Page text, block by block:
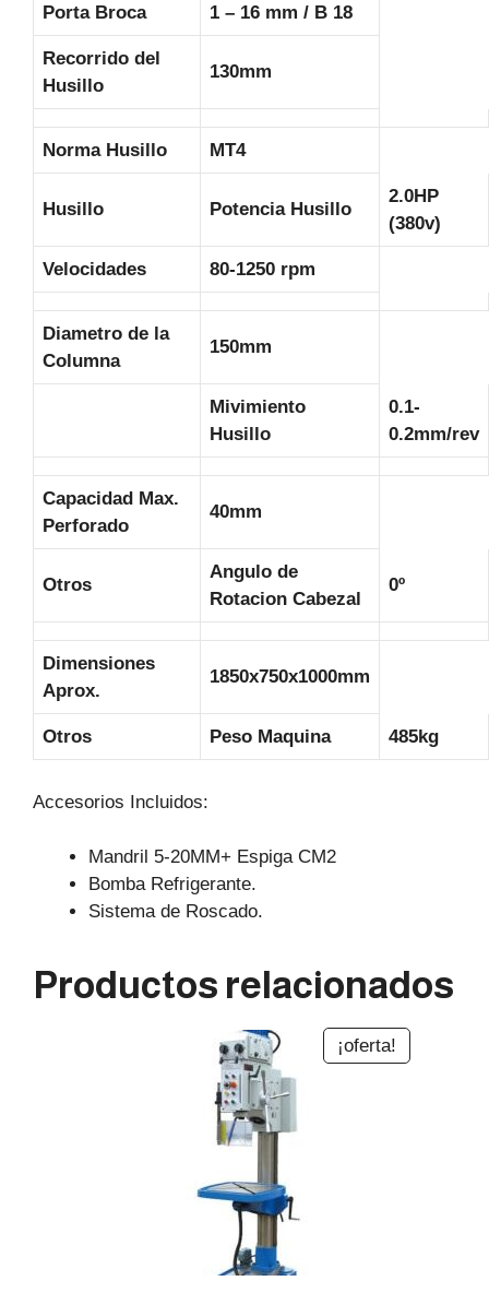
Porta Broca 1 – 16 mm / B 18
Recorrido del
Husillo
130mm
Norma Husillo MT4
Husillo Potencia Husillo
2.0HP
(380v)
Velocidades 80-1250 rpm
Diametro de la
Columna
150mm
Mivimiento
Husillo
0.1-
0.2mm/rev
Capacidad Max.
Perforado
40mm
Otros
Angulo de
Rotacion Cabezal
0º
Dimensiones
Aprox.
1850x750x1000mm
Otros Peso Maquina 485kg
Accesorios Incluidos:
Mandril 5-20MM+ Espiga CM2
Bomba Refrigerante.
Sistema de Roscado.
Productos relacionados
¡oferta!